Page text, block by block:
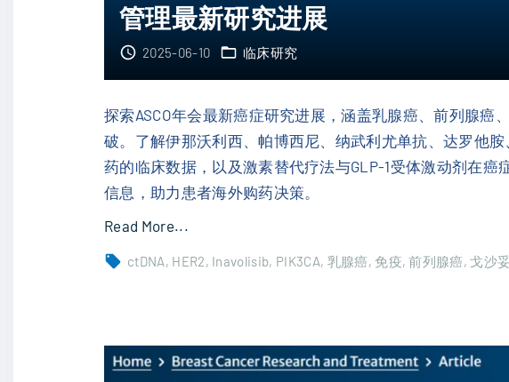
系
突
变
究
揭
示
精
疗
与
全
管理最新研究进展
2025-06-10 临床研究
探索ASCO年会最新癌症研究进展，涵盖乳腺癌、前列腺癌
破。了解伊那沃利西、帕博西尼、纳武利尤单抗、达罗他
药的临床数据，以及激素替代疗法与GLP-1受体激动剂在
信息，助力患者海外购药决策。
Read More...
ctDNA HER2 Inavolisib PIK3CA 乳腺癌 免疫 前列腺癌 戈沙